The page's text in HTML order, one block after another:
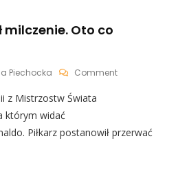
milczenie. Oto co
Piechocka CommentOn
Co
z Mistrzostw Świata
którym widać
Piłkarz postanowił przerwać